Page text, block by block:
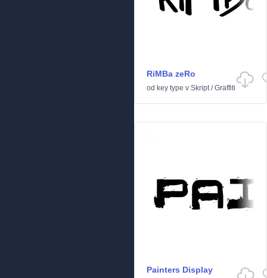
RiMBa zeRo
od key type v Skript/Graffiti
Painters Display